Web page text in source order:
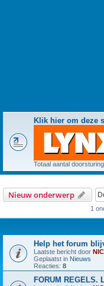
Klik hier om deze
Totaal aantal
Nieuw onderwerp
1
Help het forum
Laatste bericht door
Geplaatst in Nieuws
Reacties: 8
FORUM REGELS.